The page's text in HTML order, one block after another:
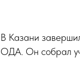
В Казани
ОДА. Он собрал